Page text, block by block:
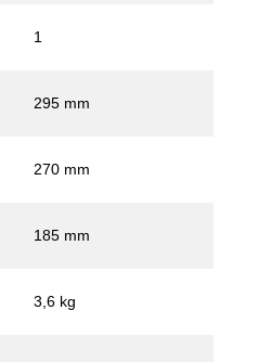
1
295 mm
270 mm
185 mm
3,6 kg